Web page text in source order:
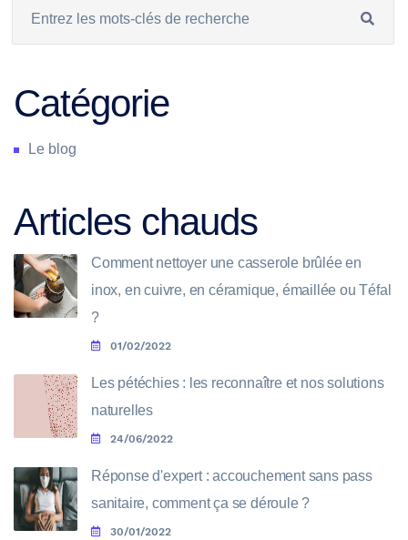
Catégorie
Le blog
Articles chauds
Comment nettoyer une casserole brûlée en
inox, en cuivre, en céramique, émaillée ou Téfal
?
01/02/2022
Les pétéchies : les reconnaître et nos solutions
naturelles
24/06/2022
Réponse d'expert : accouchement sans pass
sanitaire, comment ça se déroule ?
30/01/2022